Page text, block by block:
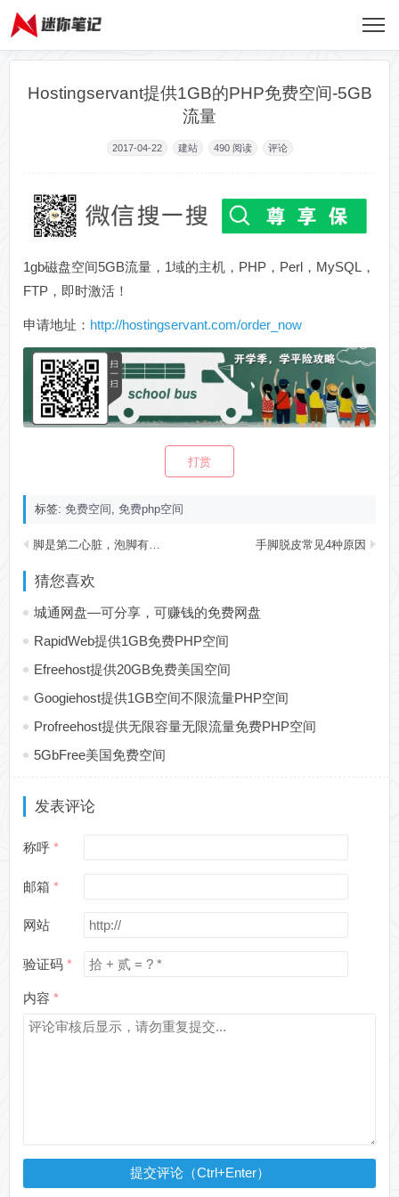
Hostingservant提供1GB的PHP免费空间-5GB
流量
2017-04-22 建站 490 阅读 评论
1gb磁盘空间5GB流量，1域的主机，PHP，Perl，MySQL，
FTP，即时激活！
申请地址： http://hostingservant.com/order_now
打赏
标签:免费空间 ,免费php空间
脚是第二心脏，泡脚有禁忌 手脚脱皮常见4种原因
猜您喜欢
城通网盘—可分享，可赚钱的免费网盘
RapidWeb提供1GB免费PHP空间
Efreehost提供20GB免费美国空间
Googiehost提供1GB空间不限流量PHP空间
Profreehost提供无限容量无限流量免费PHP空间
5GbFree美国免费空间
发表评论
称呼
邮箱
网站
验证码
内容
提交评论（Ctrl+Enter）